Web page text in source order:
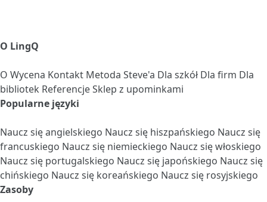
O LingQ
O Wycena Kontakt Metoda Steve'a Dla szkół Dla firm Dla
bibliotek ReferencjeSklep z upominkami
Popularne języki
Naucz się angielskiego Naucz się hiszpańskiego Naucz się
francuskiego Naucz się niemieckiego Naucz się włoskiego
Naucz się portugalskiego Naucz się japońskiego Naucz się
chińskiego Naucz się koreańskiego Naucz się rosyjskiego
Zasoby